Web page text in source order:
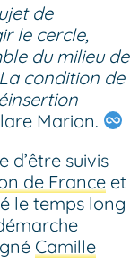
de
le cercle,
du milieu de
condition de
Marion.
d’être suivis
de France et
le temps long
Camille